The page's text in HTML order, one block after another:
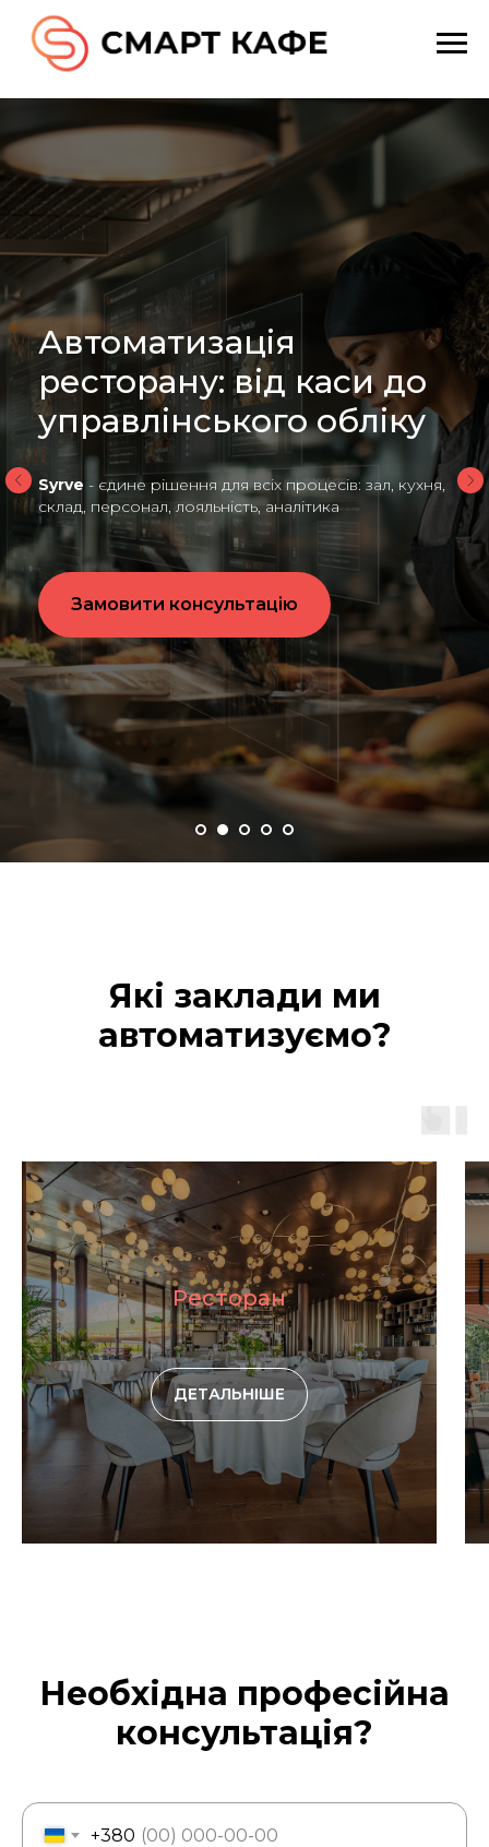
Фінансове
планування та
управління бюджетом
ресторану
Будь-який ресторан, незалежно від формату та
напрямку, насамперед, повинен бути
прибутковим. Адже без грамотного управління
бюджетом...
Читати
Які заклади ми
автоматизуємо?
Ресторан
ДЕТАЛЬНІШЕ
Необхідна професійна
консультація?
+380